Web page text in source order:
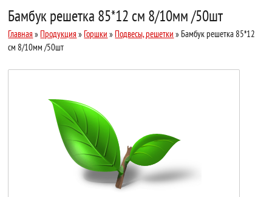
Бамбук решетка 85*12 см 8/10мм /50шт
Главная » Продукция » Горшки » Подвесы, решетки » Бамбук решетка 85*12
см 8/10мм /50шт